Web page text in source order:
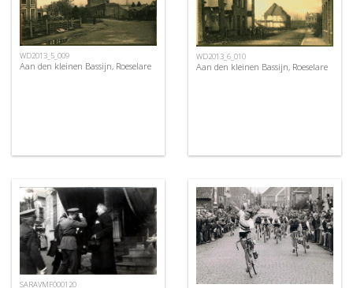
WD2013_5_009
Aan den kleinen Bassijn, Roeselare
WD2013_6_010
Aan den kleinen Bassijn, Roeselare
SARAVMF000120